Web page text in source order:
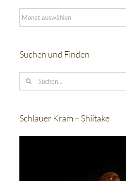
Archive
Suchen und Finden
Suche
nach:
Schlauer Kram – Shiitake